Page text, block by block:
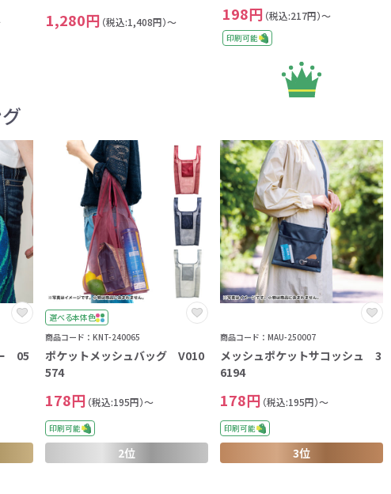
1,280円 （税込:1,408円）～ 198円 （税込:217円）～
印刷可能
05
選べる本体色
商品コード：KNT-240065
ポケットメッシュバッグ V010
574
178円 （税込:195円）～
印刷可能
2位
商品コード：MAU-250007
メッシュポケットサコッシュ 3
6194
178円 （税込:195円）～
印刷可能
3位